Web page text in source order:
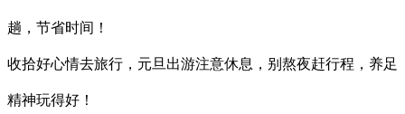
趟，节省时间！
收拾好心情去旅行，元旦出游注意休息，别熬夜赶行程，养足
精神玩得好！